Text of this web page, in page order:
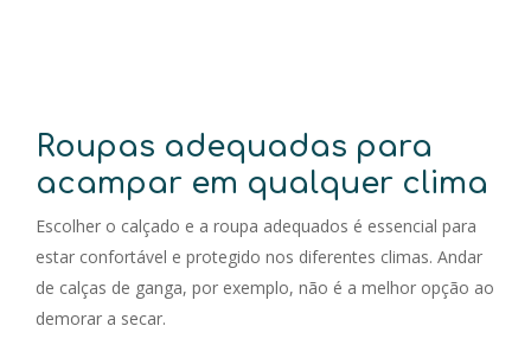
Roupas adequadas para
acampar em qualquer clima
Escolher o calçado e a roupa adequados é essencial para
estar confortável e protegido nos diferentes climas. Andar
de calças de ganga, por exemplo, não é a melhor opção ao
demorar a secar.